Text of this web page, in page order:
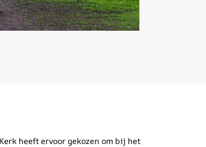
heeft ervoor gekozen om bij het